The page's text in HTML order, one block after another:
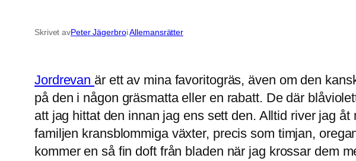
Skrivet avPeter JägerbroiAllemansrätter
Jordrevan är ett av mina favoritogräs, även om den
på den i någon gräsmatta eller en rabatt. De där
att jag hittat den innan jag ens sett den. Alltid river jag
familjen kransblommiga växter, precis som timjan,
kommer en så fin doft från bladen när jag krossar dem